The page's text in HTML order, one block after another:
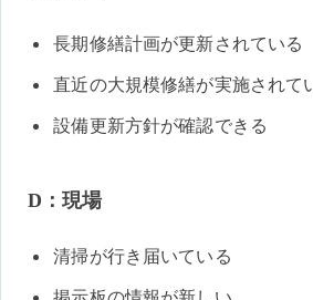
長期修繕計画が更新されている
直近の大規模修繕が実施されて
設備更新方針が確認できる
D：現場
清掃が行き届いている